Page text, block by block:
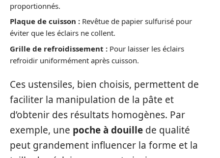
proportionnés.
Plaque de cuisson : Revêtue de papier sulfurisé pour
éviter que les éclairs ne collent.
Grille de refroidissement : Pour laisser les éclairs
refroidir uniformément après cuisson.
Ces ustensiles, bien choisis, permettent de
faciliter la manipulation de la pâte et
d’obtenir des résultats homogènes. Par
exemple, une poche à douille de qualité
peut grandement influencer la forme et la